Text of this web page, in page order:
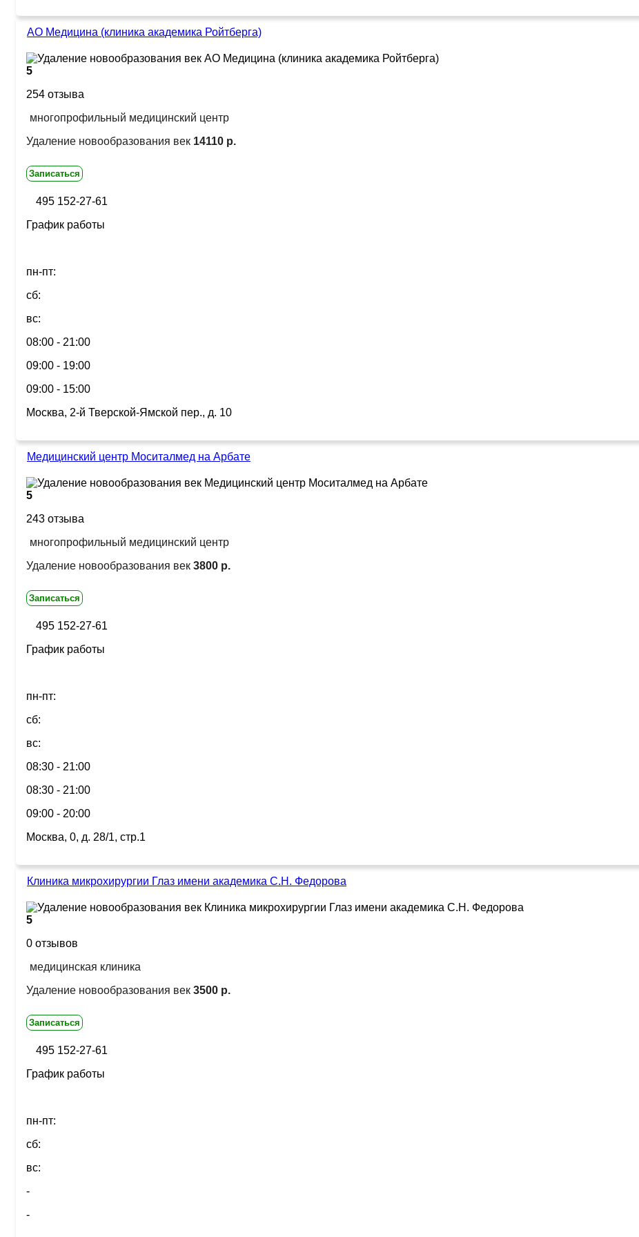
АО Медицина (клиника академика Ройтберга)
5
254 отзыва
многопрофильный медицинский центр
Удаление новообразования век 14110 р.
Записаться
495 152-27-61
График работы
пн-пт:
сб:
вс:
08:00 - 21:00
09:00 - 19:00
09:00 - 15:00
Москва, 2-й Тверской-Ямской пер., д. 10
Медицинский центр Моситалмед на Арбате
5
243 отзыва
многопрофильный медицинский центр
Удаление новообразования век 3800 р.
Записаться
495 152-27-61
График работы
пн-пт:
сб:
вс:
08:30 - 21:00
08:30 - 21:00
09:00 - 20:00
Москва, 0, д. 28/1, стр.1
Клиника микрохирургии Глаз имени академика С.Н. Федорова
5
0 отзывов
медицинская клиника
Удаление новообразования век 3500 р.
Записаться
495 152-27-61
График работы
пн-пт:
сб:
вс:
-
-